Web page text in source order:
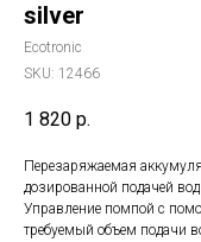
silver
Ecotronic
SKU: 12466
1 820 р.
Перезаряжаемая
дозированной подачей
Управление помпой с
требуемый объем подачи